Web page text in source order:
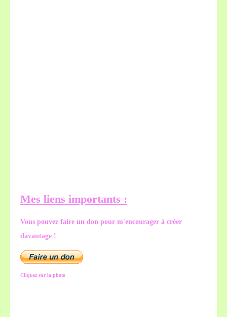
Mes liens importants :
Vous pouvez faire un don pour m'encourager à créer
davantage !
Cliquez sur la photo